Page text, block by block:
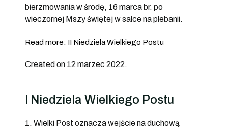
bierzmowania w środę, 16 marca br. po
wieczornej Mszy świętej w salce na plebanii.
Read more: II Niedziela Wielkiego Postu
Created on 12 marzec 2022.
I Niedziela Wielkiego Postu
1. Wielki Post oznacza wejście na duchową